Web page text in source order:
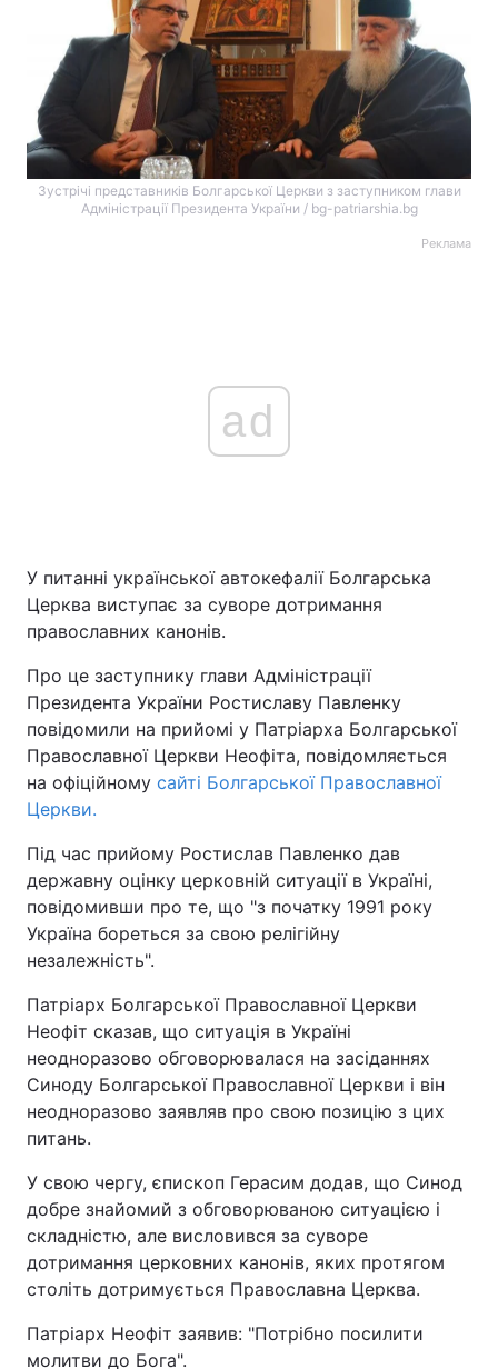
Зустрічі представників Болгарської Церкви з заступником глави
Адміністрації Президента України / bg-patriarshia.bg
Реклама
ad
У питанні української автокефалії Болгарська
Церква виступає за суворе дотримання
православних канонів.
Про це заступнику глави Адміністрації
Президента України Ростиславу Павленку
повідомили на прийомі у Патріарха Болгарської
Православної Церкви Неофіта, повідомляється
на офіційному сайті Болгарської Православної
Церкви.
Під час прийому Ростислав Павленко дав
державну оцінку церковній ситуації в Україні,
повідомивши про те, що "з початку 1991 року
Україна бореться за свою релігійну
незалежність".
Патріарх Болгарської Православної Церкви
Неофіт сказав, що ситуація в Україні
неодноразово обговорювалася на засіданнях
Синоду Болгарської Православної Церкви і він
неодноразово заявляв про свою позицію з цих
питань.
У свою чергу, єпископ Герасим додав, що Синод
добре знайомий з обговорюваною ситуацією і
складністю, але висловився за суворе
дотримання церковних канонів, яких протягом
століть дотримується Православна Церква.
Патріарх Неофіт заявив: "Потрібно посилити
молитви до Бога".